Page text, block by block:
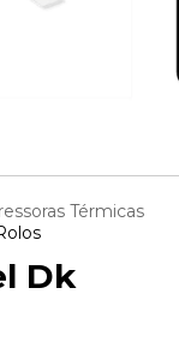
Térmicas
Dk